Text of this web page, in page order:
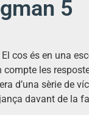
5
cos és en una
les
d’una sèrie de
davant de la